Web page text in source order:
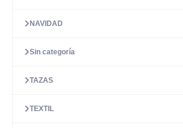
NAVIDAD
Sin categoría
TAZAS
TEXTIL